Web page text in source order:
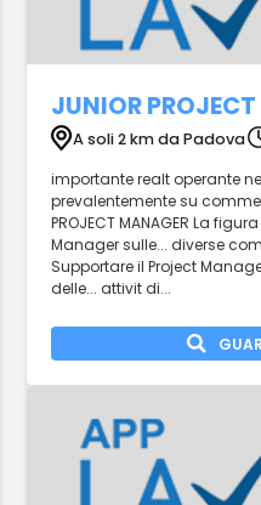
JUNIOR
A soli 2 km da Padova
importante realt operante
prevalentemente su
PROJECT MANAGER La
Manager sulle... diverse
Supportare il Project
delle... attivit di...